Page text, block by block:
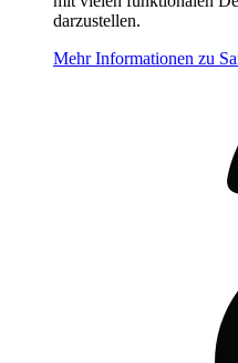
darzustellen.
Mehr Informationen zu